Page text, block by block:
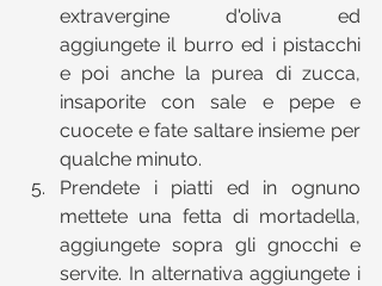
extravergine d'oliva ed
aggiungete il burro ed i pistacchi
e poi anche la purea di zucca,
insaporite con sale e pepe e
cuocete e fate saltare insieme per
qualche minuto.
Prendete i piatti ed in ognuno
mettete una fetta di mortadella,
aggiungete sopra gli gnocchi e
servite. In alternativa aggiungete i